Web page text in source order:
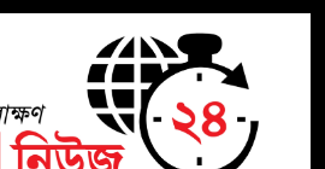
সিলেটে চিকিৎসকের কিশোর ছেলের
ঝুলন্ত মরদেহ উদ্ধার
শতাব্দী রায়ের বাড়িতে বিদ্রোহীদের
বৈঠক, পশ্চিমবঙ্গে তৃনমূলে ভাঙনের